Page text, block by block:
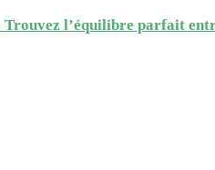
Trouvez l’équilibre parfait